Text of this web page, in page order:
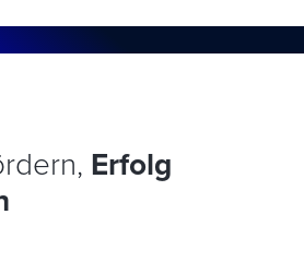
Erfolg